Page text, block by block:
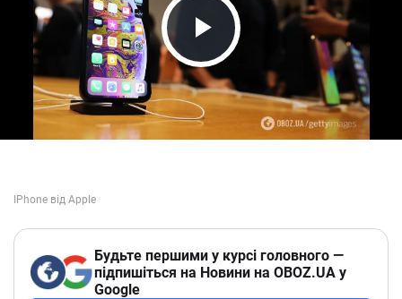
Play Video
Будьте першими у курсі головного —
підпишіться на Новини на OBOZ.UA у
Google